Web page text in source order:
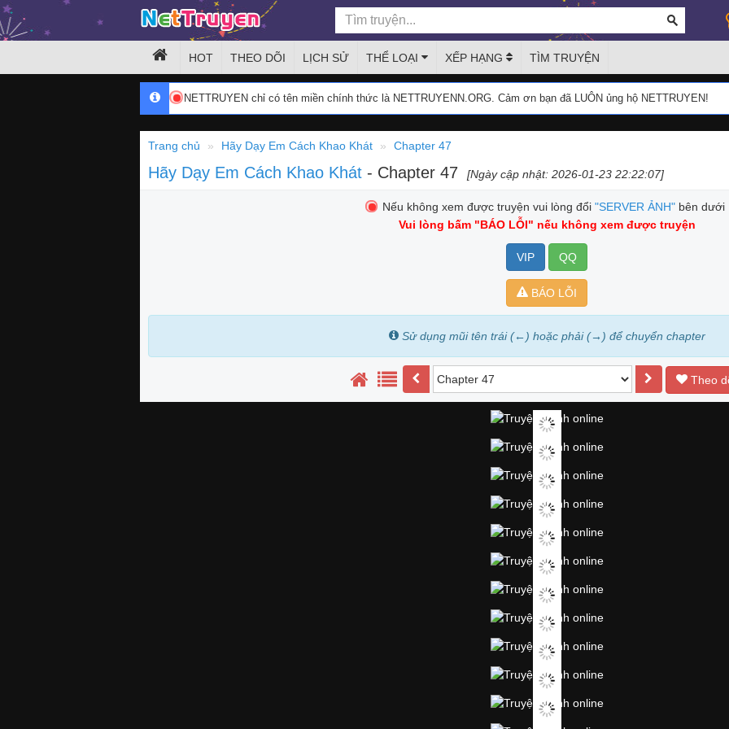
HOT THEO DÕI LỊCH SỬ THỂ LOẠI XẾP HẠNG TÌM TRUYỆN
NETTRUYEN chỉ có tên miền chính thức là NETTRUYENN.ORG. Cảm ơn bạn đã LUÔN ủng hộ NETTRUYEN!
Trang chủ Hãy Dạy Em Cách Khao Khát Chapter 47
Hãy Dạy Em Cách Khao Khát - Chapter 47 [Ngày cập nhật: 2026-01-23 22:22:07]
Nếu không xem được truyện vui lòng đổi "SERVER ẢNH" bên dưới
Vui lòng bấm "BÁO LỖI" nếu không xem được truyện
VIP QQ
BÁO LỖI
Sử dụng mũi tên trái (←) hoặc phải (→) để chuyển chapter
Theo